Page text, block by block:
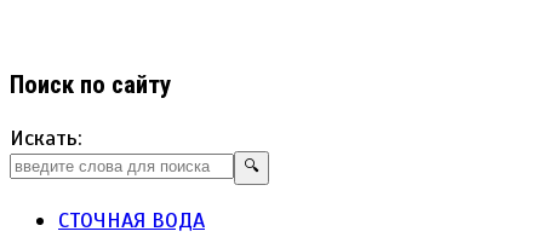
Поиск по сайту
Искать:
🔍
СТОЧНАЯ ВОДА